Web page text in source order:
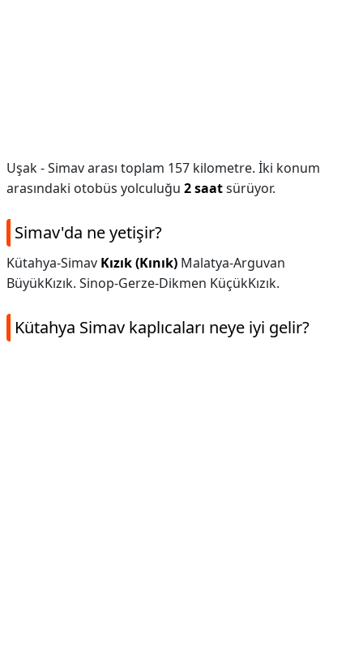
Uşak - Simav arası toplam 157 kilometre. İki konum
arasındaki otobüs yolculuğu 2 saatsürüyor.
Simav'da ne yetişir?
Kütahya-Simav Kızık (Kınık) Malatya-Arguvan
BüyükKızık. Sinop-Gerze-Dikmen KüçükKızık.
Kütahya Simav kaplıcaları neye iyi gelir?